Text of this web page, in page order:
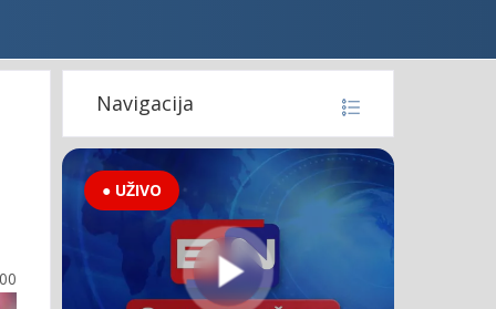
Navigacija
● UŽIVO